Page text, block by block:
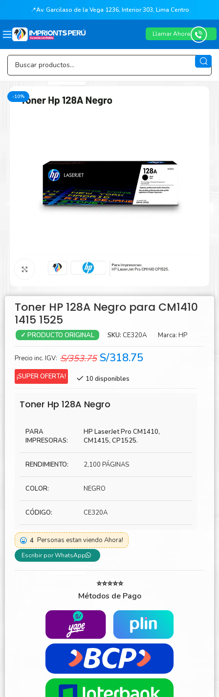
📍Av. Garcilaso de la Vega 1236, Interior 303, Lima Centro
Llamar Ahora
-10%
Agrandar
Toner HP 128A Negro para CM1410
1415 1525
✓ PRODUCTO ORIGINAL SKU: CE320A Marca: HP
Precio inc. IGV: S/353.75 El
original
S/353.75.
S/318.75El
¡SUPER OFERTA! 10 disponibles
Toner Hp 128A Negro
PARA
IMPRESORAS:
HP LaserJet Pro CM1410,
CM1415, CP1525.
RENDIMIENTO: 2,100 PÁGINAS
COLOR: NEGRO
CÓDIGO: CE320A
4 Personas estan viendo Ahora!
Escribir por WhatsApp
⭐⭐⭐⭐⭐
Métodos de Pago